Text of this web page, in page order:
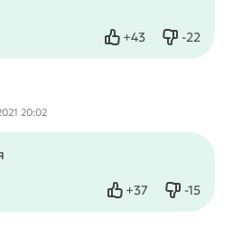
+43
Нравится -22
Не
20:02
+37
Нравится -15
Не